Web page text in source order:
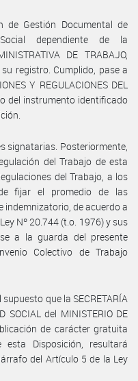
de Gestión Documental de
dependiente de la
DE TRABAJO,
su registro. Cumplido, pase a
Y REGULACIONES DEL
del instrumento identificado
signatarias. Posteriormente,
del Trabajo de esta
del Trabajo, a los
fijar el promedio de las
indemnizatorio, de acuerdo a
Nº 20.744 (t.o. 1976) y sus
a la guarda del presente
Colectivo de Trabajo
que la SECRETARÍA
SOCIAL del MINISTERIO DE
de carácter gratuita
Disposición, resultará
del Artículo 5 de la Ley